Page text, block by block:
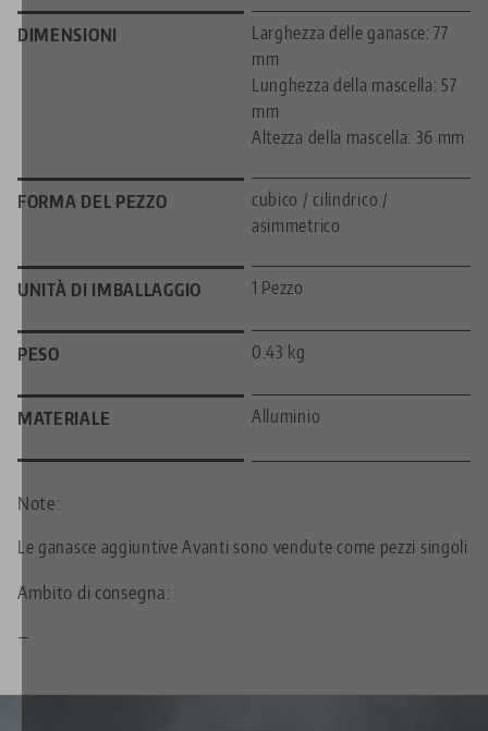
DIMENSIONI
Larghezza delle ganasce: 77
mm
Lunghezza della mascella: 57
mm
Altezza della mascella: 36 mm
FORMA DEL PEZZO
cubico / cilindrico /
asimmetrico
UNITÀ DI IMBALLAGGIO 1 Pezzo
PESO 0.43 kg
MATERIALE Alluminio
Note:
Le ganasce aggiuntive Avanti sono vendute come pezzi singoli
Ambito di consegna:
—